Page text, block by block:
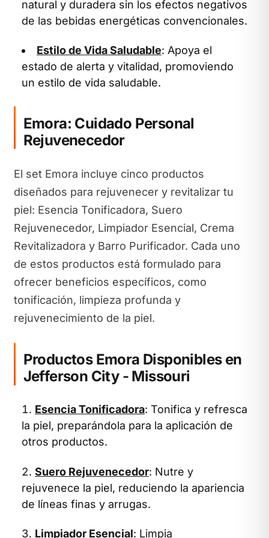
natural y duradera sin los efectos negativos
de las bebidas energéticas convencionales.
Estilo de Vida Saludable: Apoya el
estado de alerta y vitalidad, promoviendo
un estilo de vida saludable.
Emora: Cuidado Personal
Rejuvenecedor
El set Emora incluye cinco productos
diseñados para rejuvenecer y revitalizar tu
piel: Esencia Tonificadora, Suero
Rejuvenecedor, Limpiador Esencial, Crema
Revitalizadora y Barro Purificador. Cada uno
de estos productos está formulado para
ofrecer beneficios específicos, como
tonificación, limpieza profunda y
rejuvenecimiento de la piel.
Productos Emora Disponibles en
Jefferson City - Missouri
Esencia Tonificadora: Tonifica y refresca
la piel, preparándola para la aplicación de
otros productos.
Suero Rejuvenecedor: Nutre y
rejuvenece la piel, reduciendo la apariencia
de líneas finas y arrugas.
Limpiador Esencial: Limpia